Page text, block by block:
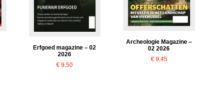
Erfgoed magazine – 02
2026
€ 9,50
Archeologie Magazine –
02 2026
€9,45